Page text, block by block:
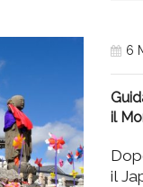
6
il
il